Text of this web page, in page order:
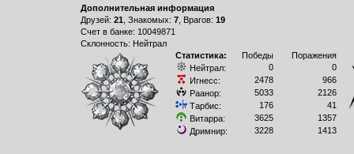
Дополнительная информация
Друзей: 21 , Знакомых: 7, Врагов: 19
Счет в банке: 10049871
Склонность: Нейтрал
Статистика:
Победы
Поражения
Нейтрал:
0
0
Игнесс:
2478
966
Раанор:
5033
2126
Тарбис:
176
41
Витарра:
3625
1357
Дримнир:
3228 1413